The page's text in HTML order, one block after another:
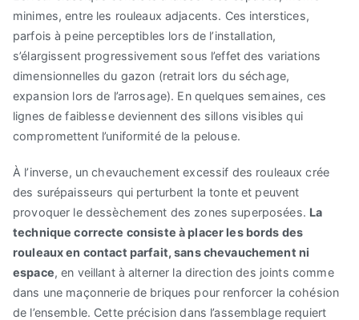
minimes, entre les rouleaux adjacents. Ces interstices,
parfois à peine perceptibles lors de l’installation,
s’élargissent progressivement sous l’effet des variations
dimensionnelles du gazon (retrait lors du séchage,
expansion lors de l’arrosage). En quelques semaines, ces
lignes de faiblesse deviennent des sillons visibles qui
compromettent l’uniformité de la pelouse.
À l’inverse, un chevauchement excessif des rouleaux crée
des surépaisseurs qui perturbent la tonte et peuvent
provoquer le dessèchement des zones superposées. La
technique correcte consiste à placer les bords des
rouleaux en contact parfait, sans chevauchement ni
espace, en veillant à alterner la direction des joints comme
dans une maçonnerie de briques pour renforcer la cohésion
de l’ensemble. Cette précision dans l’assemblage requiert